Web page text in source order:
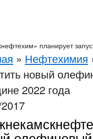
планирует
» Нефтехимия
новый
2022 года